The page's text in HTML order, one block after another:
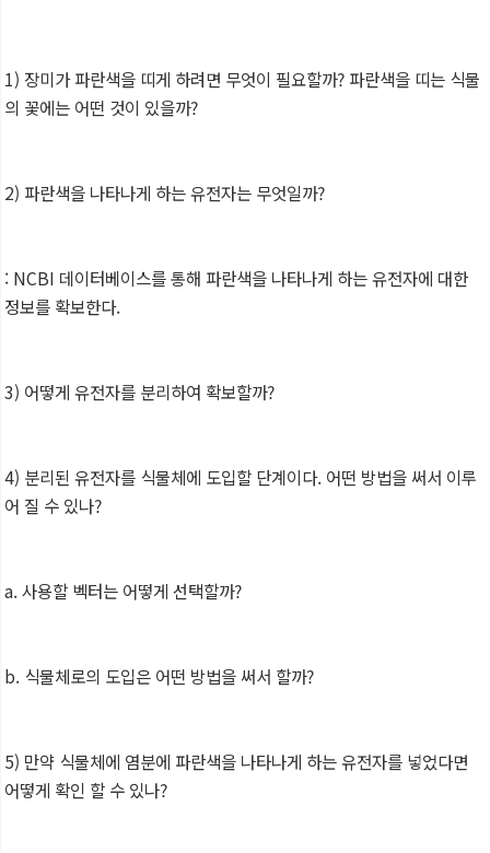
1) 장미가 파란색을 띠게 하려면 무엇이 필요할까? 파란색을 띠는 식물
의 꽃에는 어떤 것이 있을까?
2) 파란색을 나타나게 하는 유전자는 무엇일까?
: NCBI 데이터베이스를 통해 파란색을 나타나게 하는 유전자에 대한
정보를 확보한다.
3) 어떻게 유전자를 분리하여 확보할까?
4) 분리된 유전자를 식물체에 도입할 단계이다. 어떤 방법을 써서 이루
어 질 수 있나?
a. 사용할 벡터는 어떻게 선택할까?
b. 식물체로의 도입은 어떤 방법을 써서 할까?
5) 만약 식물체에 염분에 파란색을 나타나게 하는 유전자를 넣었다면
어떻게 확인 할 수 있나?